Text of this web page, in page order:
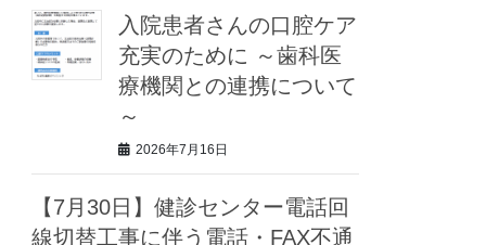
入院患者さんの口腔ケア
充実のために ～歯科医
療機関との連携について
～
2026年7月16日
【7月30日】健診センター電話回
線切替工事に伴う電話・FAX不通